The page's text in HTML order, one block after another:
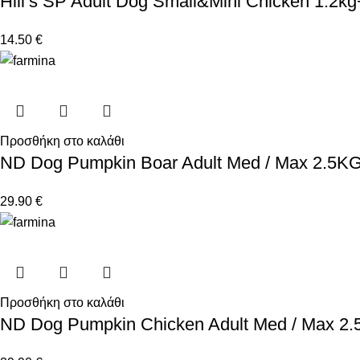
14.50 €
Προσθήκη στο καλάθι
ND Dog Pumpkin Boar Adult Med / Max
29.90 €
Προσθήκη στο καλάθι
ND Dog Pumpkin Chicken Adult Med / Max